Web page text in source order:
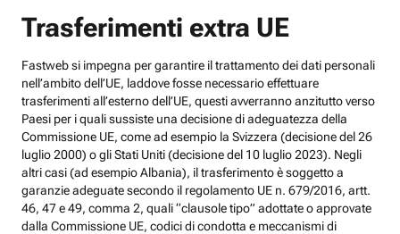
Trasferimenti extra UE
Fastweb si impegna per garantire il trattamento dei dati personali
nell’ambito dell’UE, laddove fosse necessario effettuare
trasferimenti all’esterno dell’UE, questi avverranno anzitutto verso
Paesi per i quali sussiste una decisione di adeguatezza della
Commissione UE, come ad esempio la Svizzera (decisione del 26
luglio 2000) o gli Stati Uniti (decisione del 10 luglio 2023). Negli
altri casi (ad esempio Albania), il trasferimento è soggetto a
garanzie adeguate secondo il regolamento UE n. 679/2016, artt.
46, 47 e 49, comma 2, quali “clausole tipo” adottate o approvate
dalla Commissione UE, codici di condotta e meccanismi di